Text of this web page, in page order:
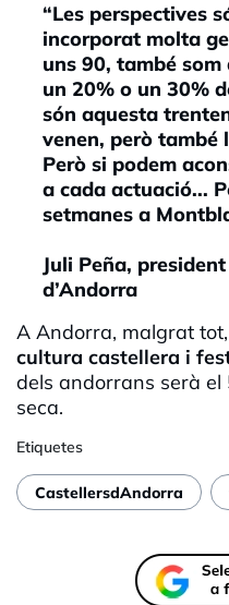
“Les perspectives
incorporat molta
uns 90, també som
un 20% o un 30%
són aquesta
venen, però també
Però si podem
a cada actuació...
setmanes a
Juli Peña,
d’Andorra
A Andorra, malgrat tot,
cultura castellera i
dels andorrans serà el
seca.
Etiquetes
CastellersdAndorra